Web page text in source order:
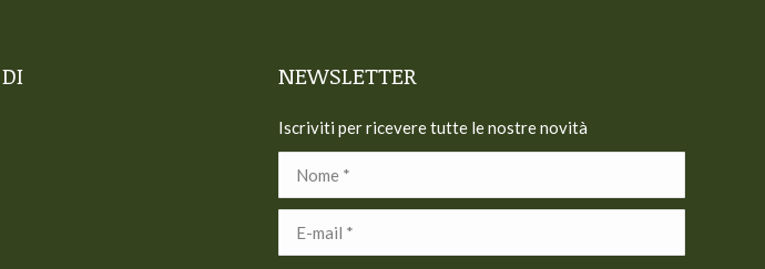
NEWSLETTER
Iscriviti per ricevere tutte le nostre novità
Nome *
E-mail *